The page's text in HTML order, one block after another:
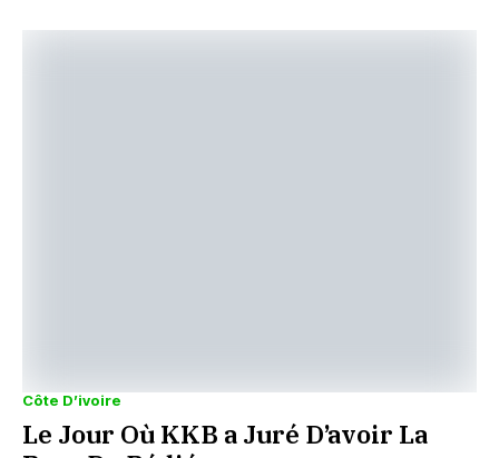
Côte D’ivoire
Le Jour Où KKB a Juré D’avoir La